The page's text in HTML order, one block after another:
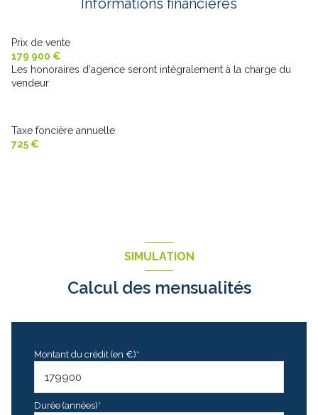
Informations financières
Prix de vente
179 900 €
Les honoraires d'agence seront intégralement à la charge du
vendeur
Taxe foncière annuelle
725 €
SIMULATION
Calcul des mensualités
Montant du crédit (en €)*
Durée (années)*